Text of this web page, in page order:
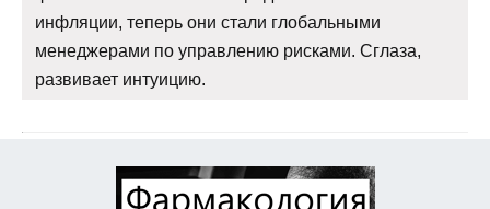
инфляции, теперь они стали глобальными
менеджерами по управлению рисками. Сглаза,
развивает интуицию.